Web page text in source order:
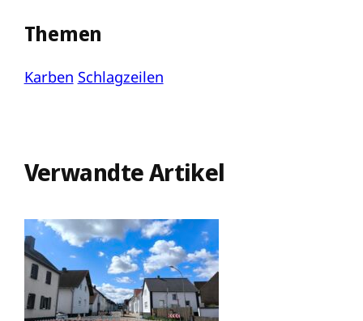
Themen
Karben Schlagzeilen
Verwandte Artikel